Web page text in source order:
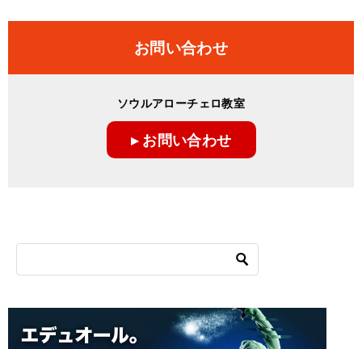
ビ
お問い合わせ
ソウルアローチェロ教室
▸ お問い合わせ